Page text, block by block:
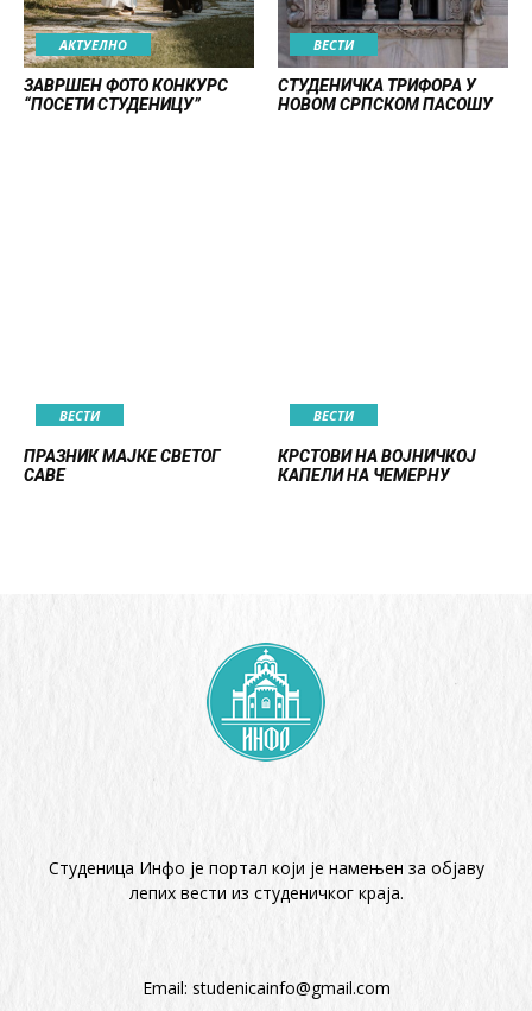
АКТУЕЛНО
ЗАВРШЕН ФОТО КОНКУРС
“ПОСЕТИ СТУДЕНИЦУ”
ВЕСТИ
СТУДЕНИЧКА ТРИФОРА У
НОВОМ СРПСКОМ ПАСОШУ
ВЕСТИ
ПРАЗНИК МАЈКЕ СВЕТОГ
САВЕ
ВЕСТИ
КРСТОВИ НА ВОЈНИЧКОЈ
КАПЕЛИ НА ЧЕМЕРНУ
Студеница Инфо је портал који је намењен за објaву
лепих вести из студеничког краја.
Email: studenicainfo@gmail.com